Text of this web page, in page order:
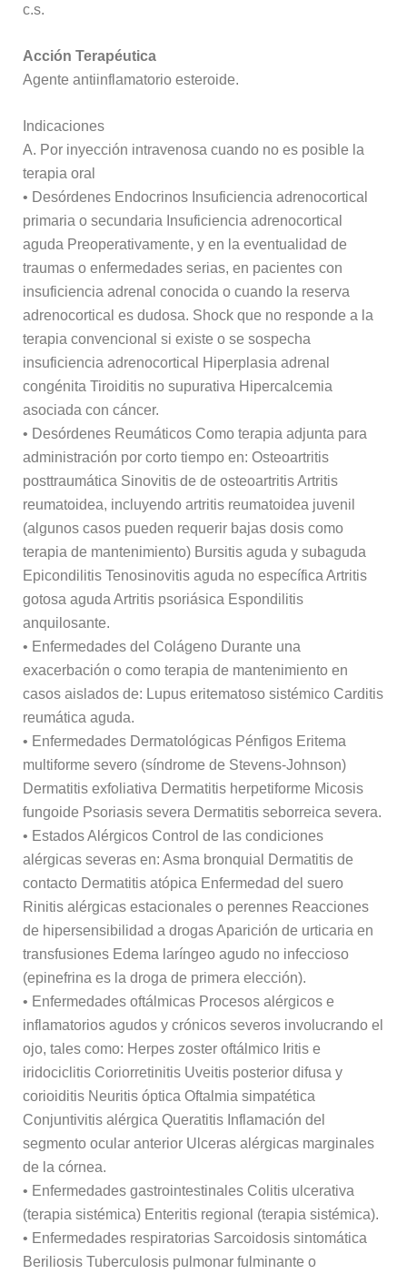
c.s.
Acción Terapéutica
Agente antiinflamatorio esteroide.
Indicaciones
A. Por inyección intravenosa cuando no es posible la
terapia oral
• Desórdenes Endocrinos Insuficiencia adrenocortical
primaria o secundaria Insuficiencia adrenocortical
aguda Preoperativamente, y en la eventualidad de
traumas o enfermedades serias, en pacientes con
insuficiencia adrenal conocida o cuando la reserva
adrenocortical es dudosa. Shock que no responde a la
terapia convencional si existe o se sospecha
insuficiencia adrenocortical Hiperplasia adrenal
congénita Tiroiditis no supurativa Hipercalcemia
asociada con cáncer.
• Desórdenes Reumáticos Como terapia adjunta para
administración por corto tiempo en: Osteoartritis
posttraumática Sinovitis de de osteoartritis Artritis
reumatoidea, incluyendo artritis reumatoidea juvenil
(algunos casos pueden requerir bajas dosis como
terapia de mantenimiento) Bursitis aguda y subaguda
Epicondilitis Tenosinovitis aguda no específica Artritis
gotosa aguda Artritis psoriásica Espondilitis
anquilosante.
• Enfermedades del Colágeno Durante una
exacerbación o como terapia de mantenimiento en
casos aislados de: Lupus eritematoso sistémico Carditis
reumática aguda.
• Enfermedades Dermatológicas Pénfigos Eritema
multiforme severo (síndrome de Stevens-Johnson)
Dermatitis exfoliativa Dermatitis herpetiforme Micosis
fungoide Psoriasis severa Dermatitis seborreica severa.
• Estados Alérgicos Control de las condiciones
alérgicas severas en: Asma bronquial Dermatitis de
contacto Dermatitis atópica Enfermedad del suero
Rinitis alérgicas estacionales o perennes Reacciones
de hipersensibilidad a drogas Aparición de urticaria en
transfusiones Edema laríngeo agudo no infeccioso
(epinefrina es la droga de primera elección).
• Enfermedades oftálmicas Procesos alérgicos e
inflamatorios agudos y crónicos severos involucrando el
ojo, tales como: Herpes zoster oftálmico Iritis e
iridociclitis Coriorretinitis Uveitis posterior difusa y
corioiditis Neuritis óptica Oftalmia simpatética
Conjuntivitis alérgica Queratitis Inflamación del
segmento ocular anterior Ulceras alérgicas marginales
de la córnea.
• Enfermedades gastrointestinales Colitis ulcerativa
(terapia sistémica) Enteritis regional (terapia sistémica).
• Enfermedades respiratorias Sarcoidosis sintomática
Beriliosis Tuberculosis pulmonar fulminante o